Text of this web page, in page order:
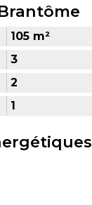
105 m²
3
2
1